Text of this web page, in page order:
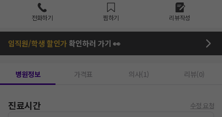
전화하기 찜하기 리뷰작성
임직원/학생 할인가확인하러 가기 👀
병원정보 가격표 의사(1) 리뷰(0)
진료시간 수정 요청